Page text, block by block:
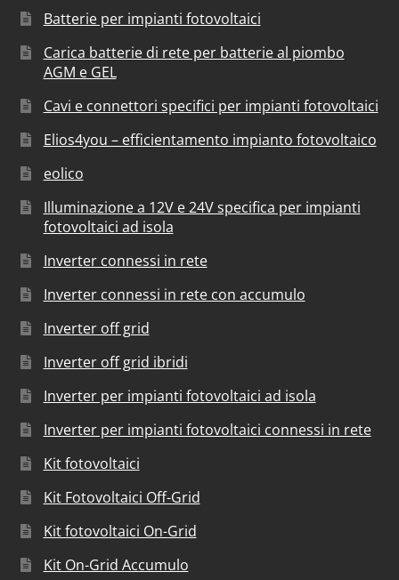
Batterie per impianti fotovoltaici
Carica batterie di rete per batterie al piombo
AGM e GEL
Cavi e connettori specifici per impianti fotovoltaici
Elios4you – efficientamento impianto fotovoltaico
eolico
Illuminazione a 12V e 24V specifica per impianti
fotovoltaici ad isola
Inverter connessi in rete
Inverter connessi in rete con accumulo
Inverter off grid
Inverter off grid ibridi
Inverter per impianti fotovoltaici ad isola
Inverter per impianti fotovoltaici connessi in rete
Kit fotovoltaici
Kit Fotovoltaici Off-Grid
Kit fotovoltaici On-Grid
Kit On-Grid Accumulo